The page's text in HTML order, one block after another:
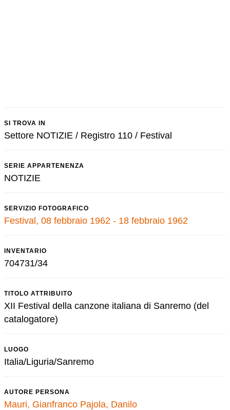
SI TROVA IN
Settore NOTIZIE / Registro 110 / Festival
SERIE APPARTENENZA
NOTIZIE
SERVIZIO FOTOGRAFICO
Festival, 08 febbraio 1962 - 18 febbraio 1962
INVENTARIO
704731/34
TITOLO ATTRIBUITO
XII Festival della canzone italiana di Sanremo (del
catalogatore)
LUOGO
Italia/Liguria/Sanremo
AUTORE PERSONA
Mauri, Gianfranco Pajola, Danilo